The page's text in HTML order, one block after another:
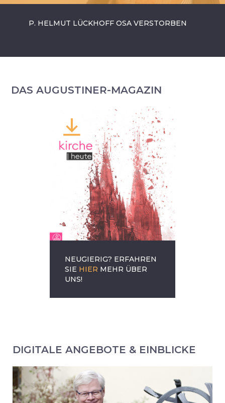
P. HELMUT LÜCKHOFF OSA VERSTORBEN
DAS AUGUSTINER-MAGAZIN
NEUGIERIG? ERFAHREN
SIE HIER MEHR ÜBER
UNS!
DIGITALE ANGEBOTE & EINBLICKE